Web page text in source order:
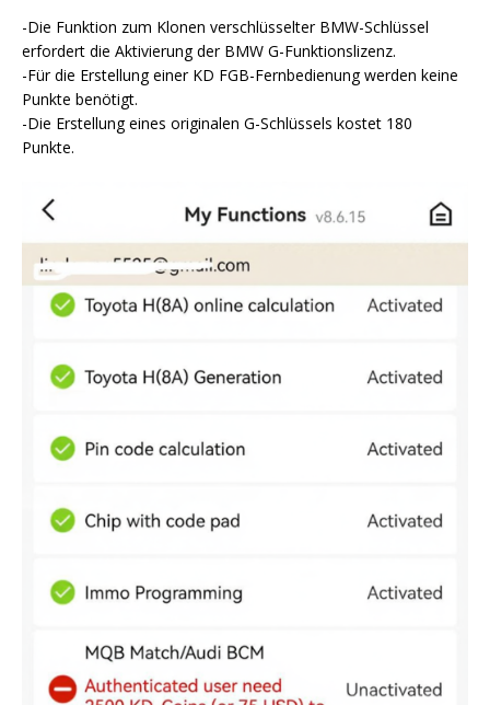
-Die Funktion zum Klonen verschlüsselter BMW-Schlüssel
erfordert die Aktivierung der BMW G-Funktionslizenz.
-Für die Erstellung einer KD FGB-Fernbedienung werden keine
Punkte benötigt.
-Die Erstellung eines originalen G-Schlüssels kostet 180
Punkte.